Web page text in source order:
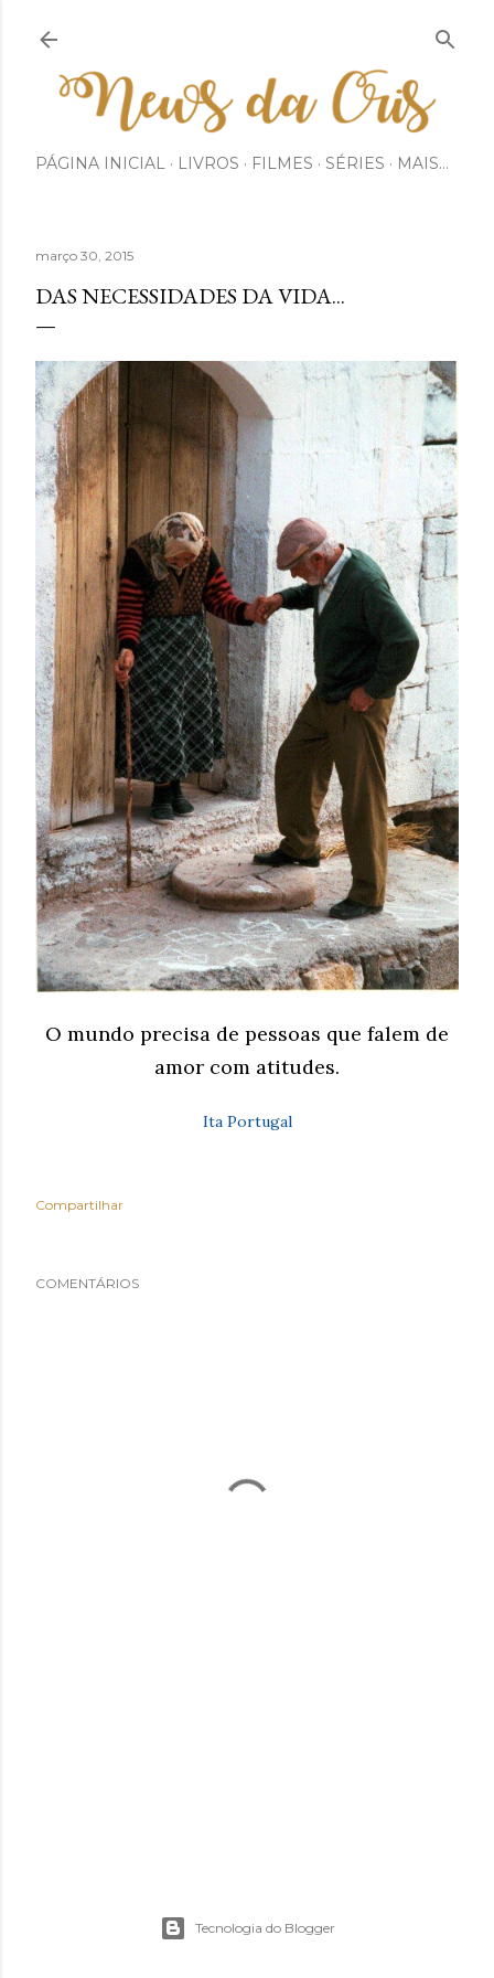
PÁGINA INICIAL LIVROS FILMES SÉRIES MAIS…
março 30, 2015
DAS NECESSIDADES DA VIDA...
O mundo precisa de pessoas que falem de
amor com atitudes.
Ita Portugal
Compartilhar
COMENTÁRIOS
Tecnologia do Blogger